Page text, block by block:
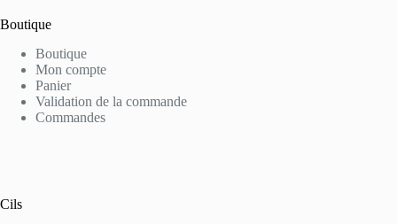
Boutique
Boutique
Mon compte
Panier
Validation de la commande
Commandes
Cils